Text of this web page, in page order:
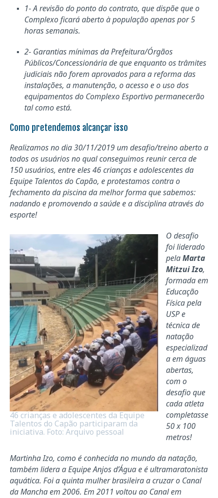
1- A revisão do ponto do contrato, que dispõe que o
Complexo ficará aberto à população apenas por 5
horas semanais.
2- Garantias mínimas da Prefeitura/Órgãos
Públicos/Concessionária de que enquanto os trâmites
judiciais não forem aprovados para a reforma das
instalações, a manutenção, o acesso e o uso dos
equipamentos do Complexo Esportivo permanecerão
tal como está.
Como pretendemos alcançar isso
Realizamos no dia 30/11/2019 um desafio/treino aberto a
todos os usuários no qual conseguimos reunir cerca de
150 usuários, entre eles 46 crianças e adolescentes da
Equipe Talentos do Capão, e protestamos contra o
fechamento da piscina da melhor forma que sabemos:
nadando e promovendo a saúde e a disciplina através do
esporte!
46 crianças e adolescentes da Equipe
Talentos do Capão participaram da
iniciativa. Foto: Arquivo pessoal
O desafio
foi liderado
pelaMarta
Mitzui Izo,
formada em
Educação
Física pela
USP e
técnica de
natação
especializad
a em águas
abertas,
com o
desafio que
cada atleta
completasse
50 x 100
metros!
Martinha Izo, como é conhecida no mundo da natação,
também lidera a Equipe Anjos d’Água e é ultramaratonista
aquática. Foi a quinta mulher brasileira a cruzar o Canal
da Mancha em 2006. Em 2011 voltou ao Canal em